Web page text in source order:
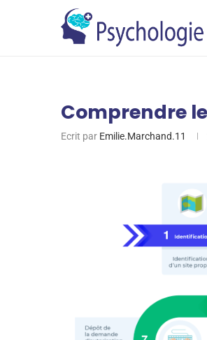
Comprendre
Ecrit par Emilie.Marchand.11